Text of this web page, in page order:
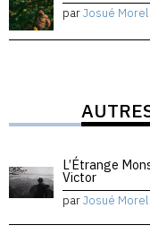
parJosué Morel
L’Étrange
Victor
parJosué Morel